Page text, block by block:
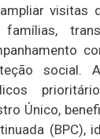
visitas
social.
Único,
(BPC),